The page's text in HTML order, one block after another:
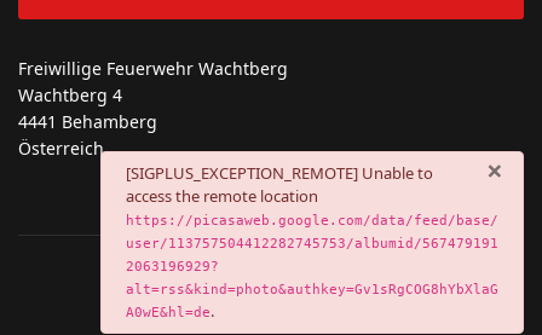
×
danger
[SIGPLUS_EXCEPTION_REMOTE] Unable to
access the remote location
https://picasaweb.google.com/data/feed/base/
user/113757504412282745753/albumid/567479191
2063196929?
alt=rss&kind=photo&authkey=Gv1sRgCOG8hYbXlaG
A0wE&hl=de.
Freiwillige Feuerwehr Wachtberg
Wachtberg 4
4441 Behamberg
Österreich
Impressum| Kontakt | FDISK | Mail